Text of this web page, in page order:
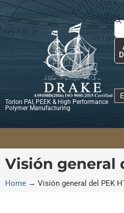
Ir
al
contenido
Torlon PAI, PEEK & High Performance
Polymer Manufacturing
Visión general
Home → Visión general del PEK